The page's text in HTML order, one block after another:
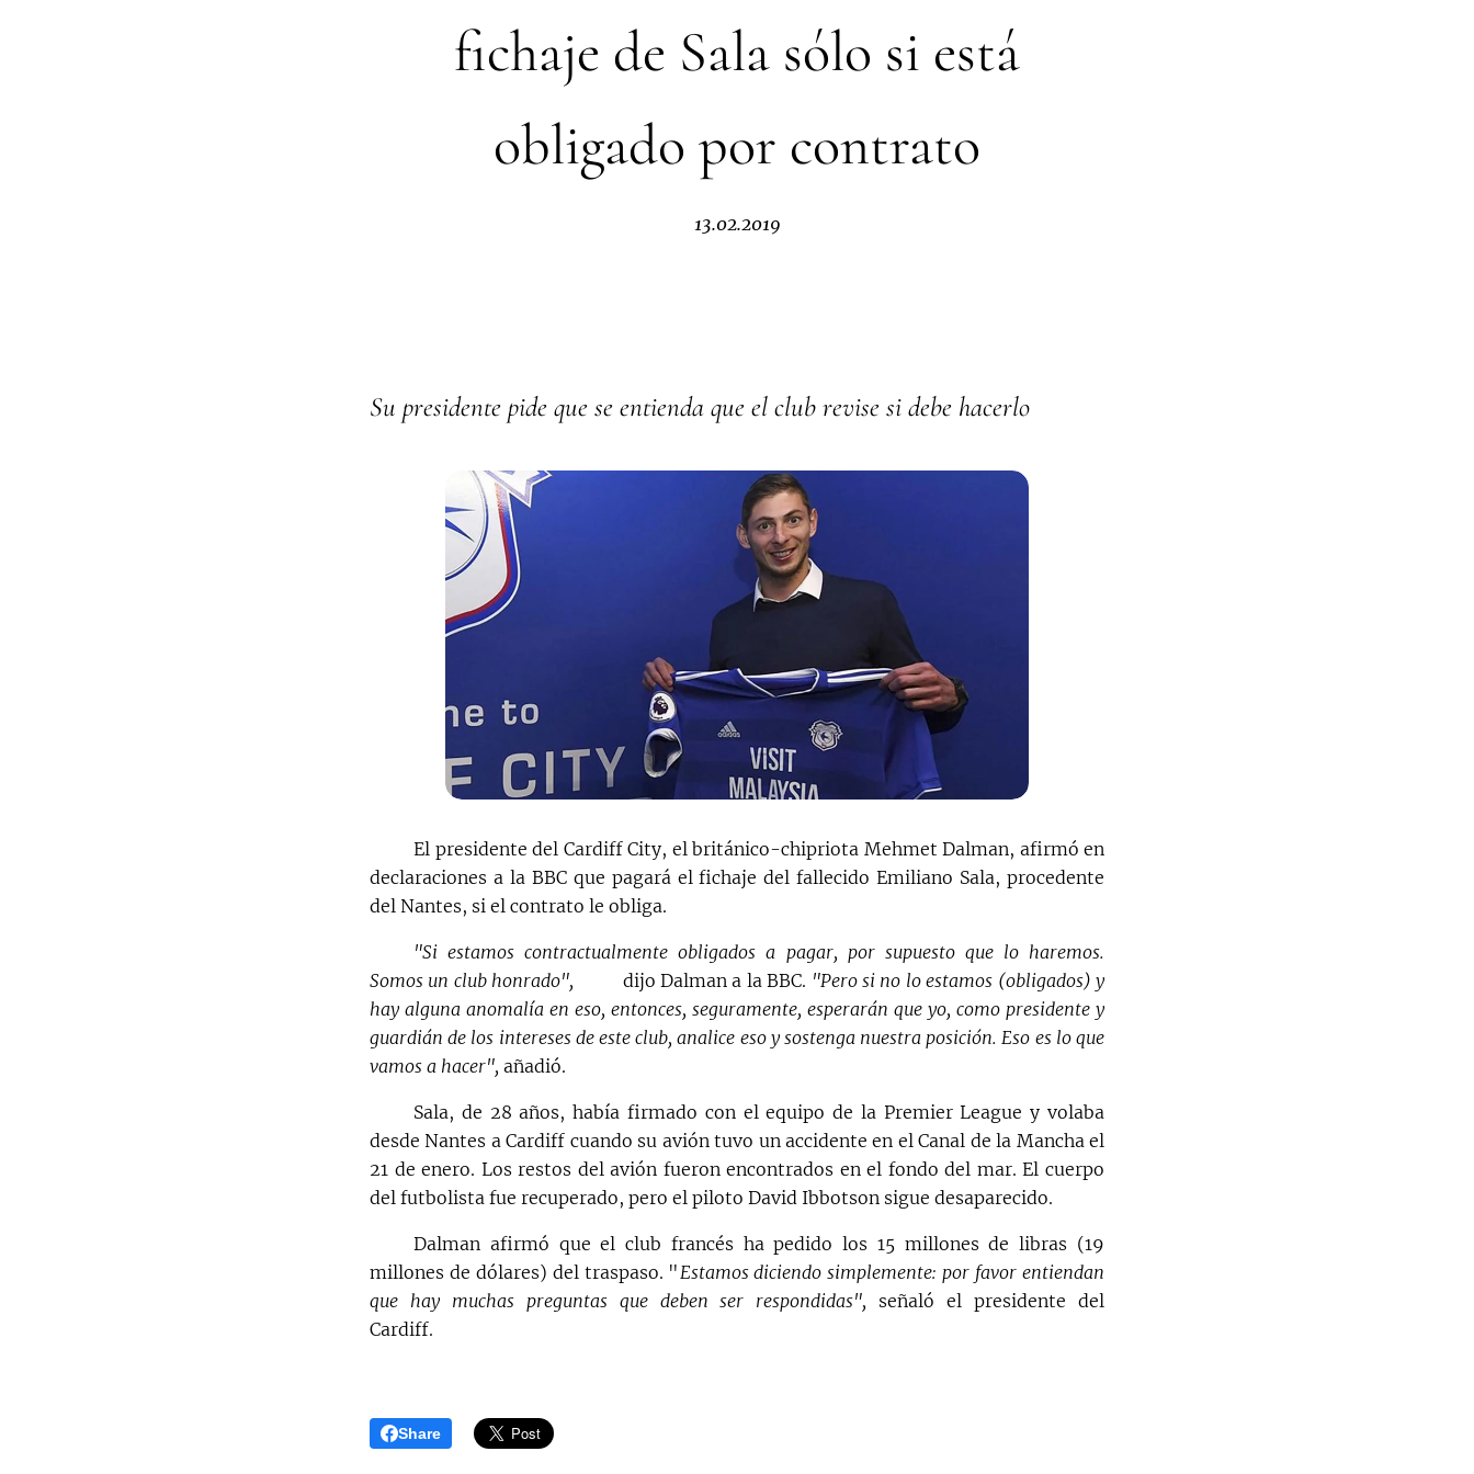
fichaje de Sala sólo si está
obligado por contrato
13.02.2019
Su presidente pide que se entienda que el club revise si debe hacerlo
El presidente del Cardiff City, el británico-chipriota Mehmet Dalman, afirmó en
declaraciones a la BBC que pagará el fichaje del fallecido Emiliano Sala, procedente
del Nantes, si el contrato le obliga.
"Si estamos contractualmente obligados a pagar, por supuesto que lo haremos.
Somos un club honrado",
dijo Dalman a la BBC. "Pero si no lo estamos (obligados) y
hay alguna anomalía en eso, entonces, seguramente, esperarán que yo, como presidente y
guardián de los intereses de este club, analice eso y sostenga nuestra posición. Eso es lo que
vamos a hacer", añadió.
Sala, de 28 años, había firmado con el equipo de la Premier League y volaba
desde Nantes a Cardiff cuando su avión tuvo un accidente en el Canal de la Mancha el
21 de enero. Los restos del avión fueron encontrados en el fondo del mar. El cuerpo
del futbolista fue recuperado, pero el piloto David Ibbotson sigue desaparecido.
Dalman afirmó que el club francés ha pedido los 15 millones de libras (19
millones de dólares) del traspaso. "Estamos diciendo simplemente: por favor entiendan
que hay muchas preguntas que deben ser respondidas", señaló el presidente del
Cardiff.
Share